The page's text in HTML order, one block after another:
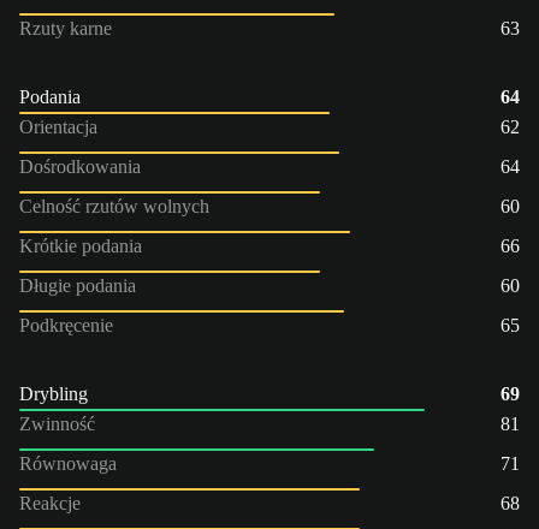
Rzuty karne
63
Podania
64
Orientacja
62
Dośrodkowania
64
Celność rzutów wolnych
60
Krótkie podania
66
Długie podania
60
Podkręcenie
65
Drybling
69
Zwinność
81
Równowaga
71
Reakcje
68